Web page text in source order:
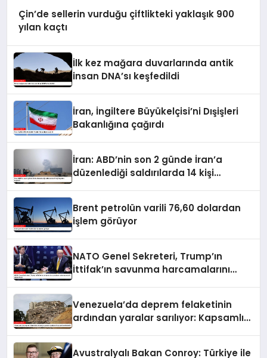
Çin’de sellerin vurduğu çiftlikteki yaklaşık 900
yılan kaçtı
İlk kez mağara duvarlarında antik
insan DNA’sı keşfedildi
İran, İngiltere Büyükelçisi’ni Dışişleri
Bakanlığına çağırdı
İran: ABD’nin son 2 günde İran’a
düzenlediği saldırılarda 14 kişi
Brent petrolün varili 76,60 dolardan
işlem görüyor
NATO Genel Sekreteri, Trump’ın
İttifak’ın savunma harcamalarını
Venezuela’da deprem felaketinin
ardından yaralar sarılıyor: Kapsamlı
Avustralyalı Bakan Conroy: Türkiye ile